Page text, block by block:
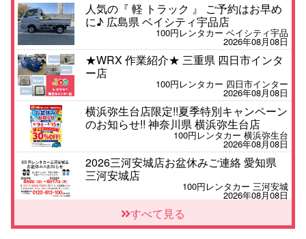
人気の『 軽 トラック 』 ご予約はお早め
に♪ 広島県 ベイシティ宇品店
100円レンタカー ベイシティ宇品
2026年08月08日
★WRX 作業紹介★ 三重県 四日市インタ
ー店
100円レンタカー 四日市インター
2026年08月08日
横浜弥生台店限定!!夏季特別キャンペーン
のお知らせ!! 神奈川県 横浜弥生台店
100円レンタカー 横浜弥生台
2026年08月08日
2026三河安城店お盆休みご連絡 愛知県
三河安城店
100円レンタカー 三河安城
2026年08月08日
☆ お盆特別乗り放題プラン ☆ 埼玉県 杉
戸店
すべて見る